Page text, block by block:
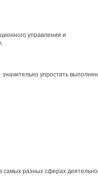
управления и
упростить
самых разных сферах